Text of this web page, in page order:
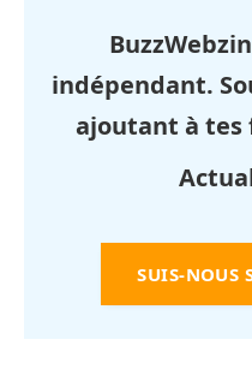
indépendant.
ajoutant à tes
SUIS-NOUS